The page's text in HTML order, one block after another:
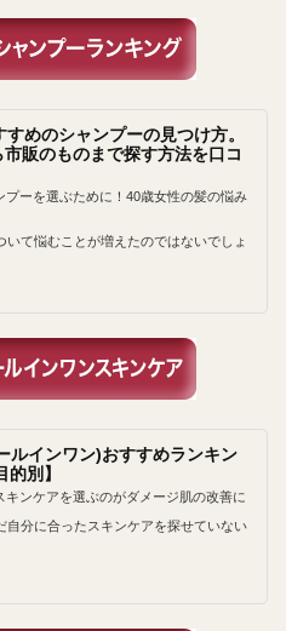
めのシャンプーの見つけ方。
市販のものまで探す方法を口コ
プーを選ぶために！40歳女性の髪の悩み
いて悩むことが増えたのではないでしょ
ルインワン)おすすめランキン
別】
キンケアを選ぶのがダメージ肌の改善に
自分に合ったスキンケアを探せていない